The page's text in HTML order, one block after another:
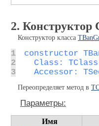
2. Конструктор
Конструктор класса
1
2
3
Accessor:
Переопределяет метод в
Параметры:
Имя